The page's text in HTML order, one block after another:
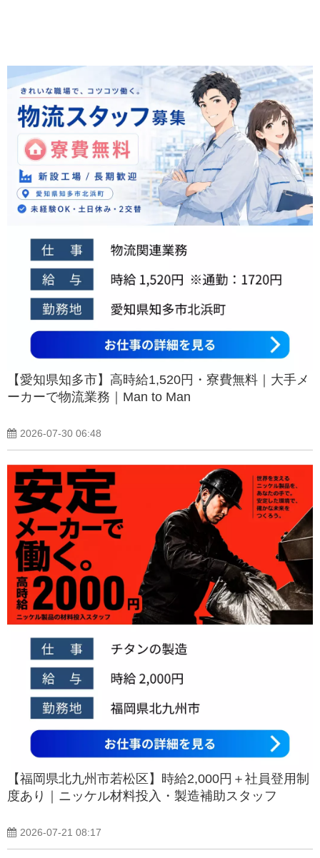
【愛知県知多市】高時給1,520円・寮費無料｜大手メ
ーカーで物流業務｜Man to Man
2026-07-30 06:48
【福岡県北九州市若松区】時給2,000円＋社員登用制
度あり｜ニッケル材料投入・製造補助スタッフ
2026-07-21 08:17